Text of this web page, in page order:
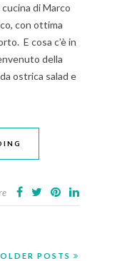
di Marco
con ottima
E cosa c’è in
della
ostrica salad e
OLDER POSTS